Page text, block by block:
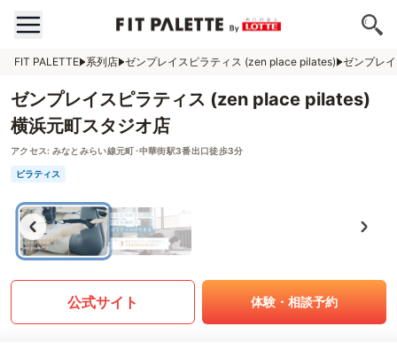
FIT PALETTE 系列店 ゼンプレイスピラティス (zen place pilates) ゼンプレ
ゼンプレイスピラティス (zen place pilates)
横浜元町スタジオ店
アクセス: みなとみらい線元町･中華街駅3番出口徒歩3分
ピラティス
公式サイト 体験・相談予約